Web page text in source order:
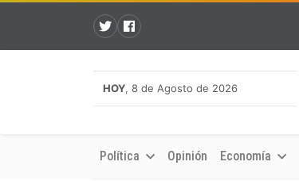
HOY, 8 de Agosto de 2026
Política Opinión Economía